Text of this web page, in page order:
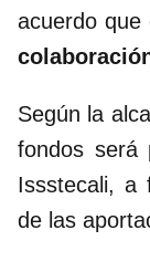
acuerdo que
Según la
fondos será
Issstecali, a
de las